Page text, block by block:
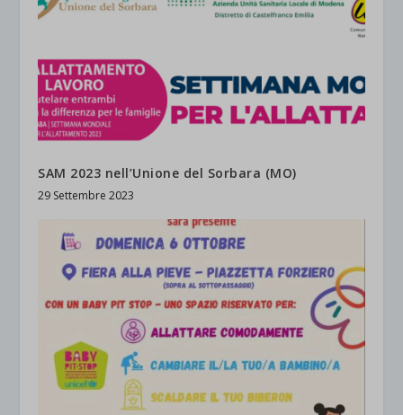
SAM 2023 nell’Unione del Sorbara (MO)
29 Settembre 2023